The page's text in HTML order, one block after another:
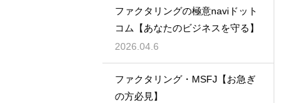
ファクタリングの極意naviドット
コム【あなたのビジネスを守る】
2026.04.6
ファクタリング・MSFJ【お急ぎ
の方必見】